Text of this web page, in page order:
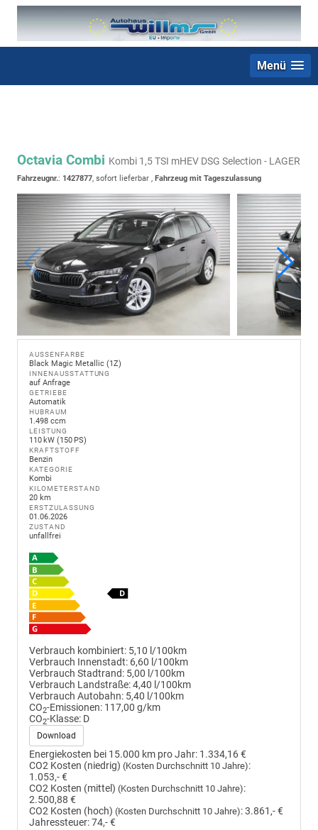
Menü
Octavia Combi Kombi 1,5 TSI mHEV DSG Selection - LAGER
Fahrzeugnr.: 1427877, sofort lieferbar , Fahrzeug mit Tageszulassung
AUSSENFARBE
Black Magic Metallic (1Z)
INNENAUSSTATTUNG
auf Anfrage
GETRIEBE
Automatik
HUBRAUM
1.498 ccm
LEISTUNG
110 kW (150 PS)
KRAFTSTOFF
Benzin
KATEGORIE
Kombi
KILOMETERSTAND
20 km
ERSTZULASSUNG
01.06.2026
ZUSTAND
unfallfrei
Verbrauch kombiniert: 5,10 l/100km
Verbrauch Innenstadt: 6,60 l/100km
Verbrauch Stadtrand: 5,00 l/100km
Verbrauch Landstraße:4,40 l/100km
Verbrauch Autobahn: 5,40 l/100km
CO2-Emissionen: 117,00 g/km
CO2-Klasse: D
Download
Energiekosten bei 15.000 km pro Jahr: 1.334,16 €
CO2 Kosten (niedrig) (Kosten Durchschnitt 10 Jahre):
1.053,- €
CO2 Kosten (mittel) (Kosten Durchschnitt 10 Jahre):
2.500,88 €
CO2 Kosten (hoch) (Kosten Durchschnitt 10 Jahre):3.861,- €
Jahressteuer:74,- €